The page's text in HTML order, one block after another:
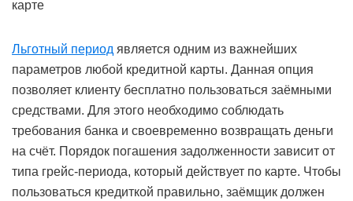
Льготный период является одним из важнейших
параметров любой кредитной карты. Данная опция
позволяет клиенту бесплатно пользоваться заёмными
средствами. Для этого необходимо соблюдать
требования банка и своевременно возвращать деньги
на счёт. Порядок погашения задолженности зависит от
типа грейс-периода, который действует по карте. Чтобы
пользоваться кредиткой правильно, заёмщик должен